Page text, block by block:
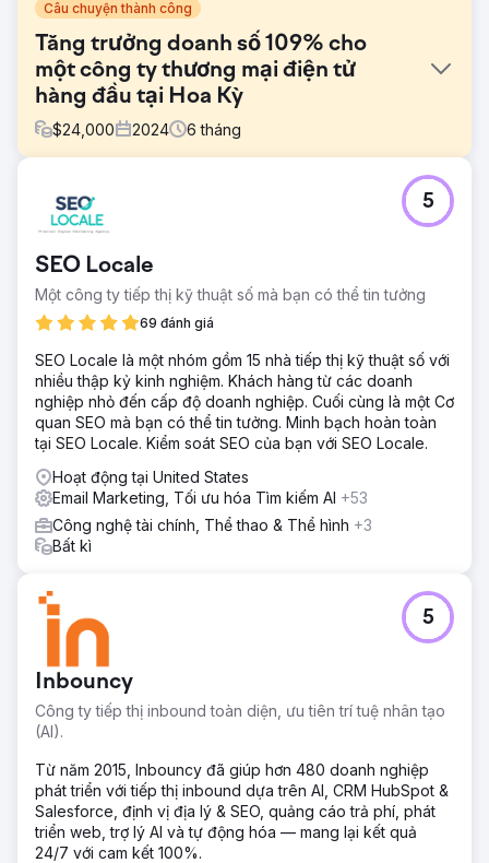
Câu chuyện thành công
Tăng trưởng doanh số 109% cho
một công ty thương mại điện tử
hàng đầu tại Hoa Kỳ
$24,000 2024 6 tháng
Cửa hàng Shopify của khách hàng đang gặp khó khăn với
doanh số tăng trưởng trì trệ, tỷ lệ mua hàng lặp lại thấp và
lượng truy cập ổn định. Hoạt động tiếp thị của họ thiếu
phân khúc phù hợp, và hệ thống CRM không đủ để theo
dõi hành trình khách hàng hiệu quả.
Chúng tôi đã triển khai phân khúc khách hàng hỗ trợ bởi AI
để nhắm mục tiêu đến những người mua có ý định cao,
xây dựng lại kênh nuôi dưỡng qua email để cải thiện khả
năng giữ chân khách hàng, tối ưu hóa quảng cáo Google
và Meta để có ROI tốt hơn và tích hợp HubSpot CRM để
theo dõi hiệu suất và khả năng hiển thị toàn bộ kênh bán
hàng.
Kết quả
Trong vòng sáu tháng, doanh số bán hàng trực tuyến tăng
được thông tin chi tiết về doanh số theo thời gian thực,
cho phép ra quyết định nhanh hơn và chi tiêu tiếp thị hiệu
Chuyển đến trang agency
SEO Locale
Một công ty tiếp thị kỹ thuật số mà bạn có thể tin tưởng
69 đánh giá
5
SEO Locale là một nhóm gồm 15 nhà tiếp thị kỹ thuật số với
nhiều thập kỷ kinh nghiệm. Khách hàng từ các doanh
nghiệp nhỏ đến cấp độ doanh nghiệp. Cuối cùng là một Cơ
quan SEO mà bạn có thể tin tưởng. Minh bạch hoàn toàn
tại SEO Locale. Kiểm soát SEO của bạn với SEO Locale.
Hoạt động tại United States
Email Marketing, Tối ưu hóa Tìm kiếm AI +53
Công nghệ tài chính, Thể thao & Thể hình +3
Bất kì
Inbouncy
Công ty tiếp thị inbound toàn diện, ưu tiên trí tuệ nhân tạo
(AI).
5
Từ năm 2015, Inbouncy đã giúp hơn 480 doanh nghiệp
phát triển với tiếp thị inbound dựa trên AI, CRM HubSpot &
Salesforce, định vị địa lý & SEO, quảng cáo trả phí, phát
triển web, trợ lý AI và tự động hóa — mang lại kết quả
24/7 với cam kết 100%.